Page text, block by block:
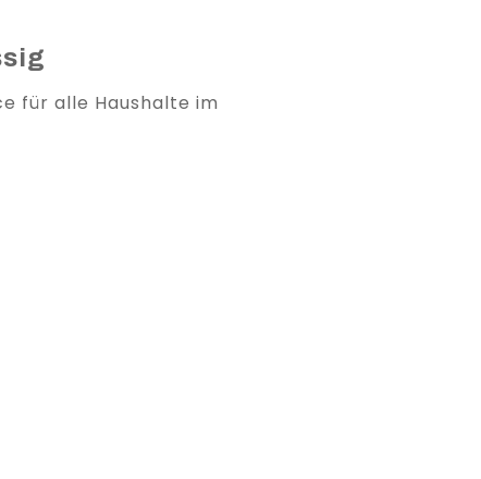
für alle Haushalte im